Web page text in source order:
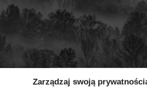
Zarządzaj swoją